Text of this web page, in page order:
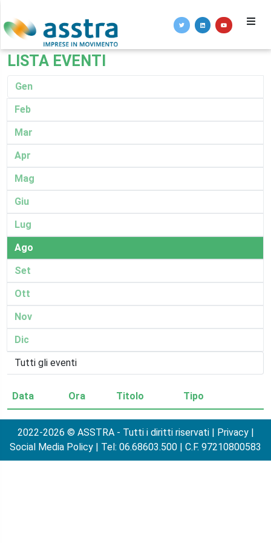
LISTA EVENTI
Gen
Feb
Mar
Apr
Mag
Giu
Lug
Ago
Set
Ott
Nov
Dic
Data Ora Titolo Tipo
2022-2026 © ASSTRA - Tutti i diritti riservati | Privacy|
Social Media Policy | Tel: 06.68603.500 | C.F. 97210800583